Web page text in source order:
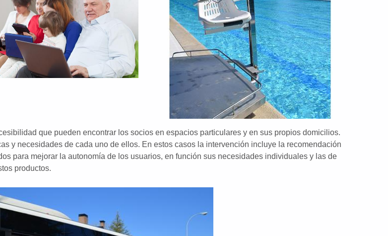
que pueden encontrar los socios en espacios particulares y en sus propios domicilios.
y necesidades de cada uno de ellos. En estos casos la intervención incluye la recomendación
para mejorar la autonomía de los usuarios, en función sus necesidades individuales y las de
productos.